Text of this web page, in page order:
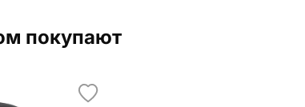
покупают